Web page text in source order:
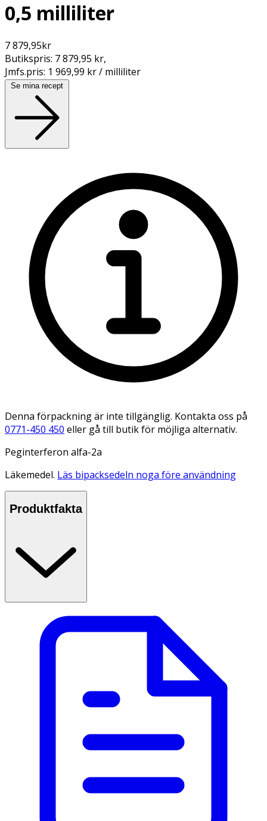
0,5 milliliter
7 879,95kr
Butikspris: 7 879,95 kr,
Jmfs.pris: 1 969,99 kr / milliliter
Se mina recept
Denna förpackning är inte tillgänglig. Kontakta oss på
0771-450 450 eller gå till butik för möjliga alternativ.
Peginterferon alfa-2a
Läkemedel. Läs bipacksedeln noga före användning
Produktfakta